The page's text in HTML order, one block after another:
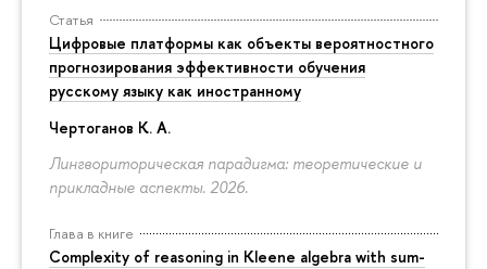
Статья
Цифровые платформы как объекты вероятностного
прогнозирования эффективности обучения
русскому языку как иностранному
Чертоганов К. А.
Лингвориторическая парадигма: теоретические и
прикладные аспекты. 2026.
Глава в книге
Complexity of reasoning in Kleene algebra with sum-